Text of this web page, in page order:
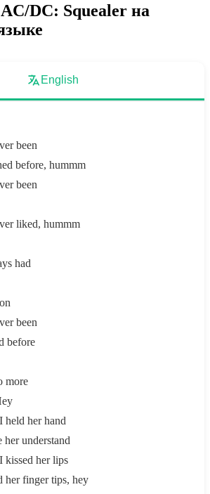
DC: Squealer на
English
been
before, hummm
been
liked, hummm
had
been
before
more
held her hand
her understand
kissed her lips
her finger tips, hey